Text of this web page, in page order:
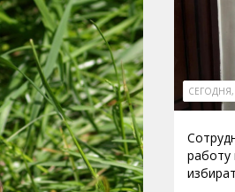
СЕГОДНЯ,
работу